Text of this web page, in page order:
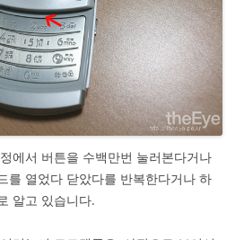
에서 버튼을 수백만번 눌러본다거나
를 열었다 닫았다를 반복한다거나 하
알고 있습니다.